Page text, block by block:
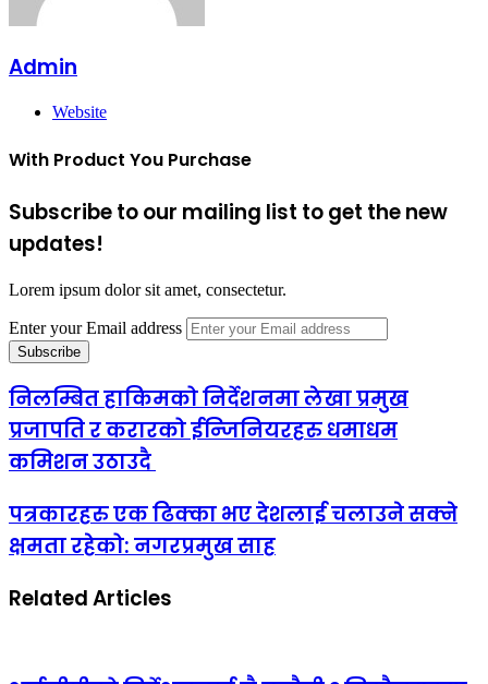
Admin
Website
With Product You Purchase
Subscribe to our mailing list to get the new
updates!
Lorem ipsum dolor sit amet, consectetur.
Enter your Email address
निलम्बित हाकिमको निर्देशनमा लेखा प्रमुख
प्रजापति र करारको ईन्जिनियरहरु धमाधम
कमिशन उठाउदै
पत्रकारहरु एक ढिक्का भए देशलाई चलाउने सक्ने
क्षमता रहेको: नगरप्रमुख साह
Related Articles